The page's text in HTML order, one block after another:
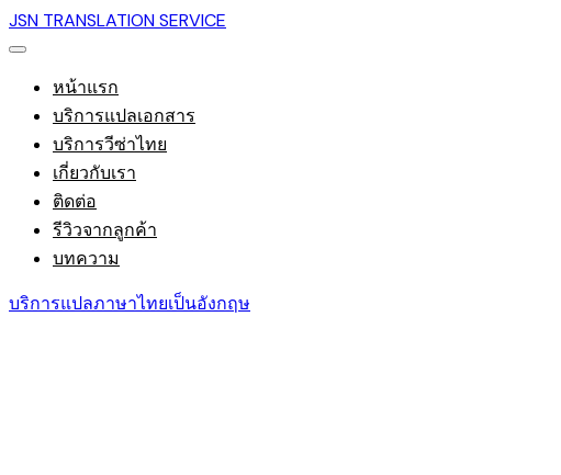
JSN TRANSLATION SERVICE
หน้าแรก
บริการแปลเอกสาร
บริการวีซ่าไทย
เกี่ยวกับเรา
ติดต่อ
รีวิวจากลูกค้า
บทความ
บริการแปลภาษาไทยเป็นอังกฤษ